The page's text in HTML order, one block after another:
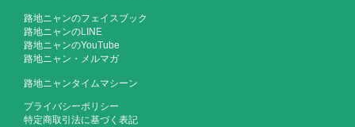
路地ニャンのフェイスブック
路地ニャンのLINE
路地ニャンのYouTube
路地ニャン・メルマガ
路地ニャンタイムマシーン
プライバシーポリシー
特定商取引法に基づく表記